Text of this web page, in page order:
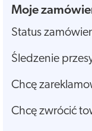
Moje
Status
Śledzenie
Chcę
Chcę zwrócić